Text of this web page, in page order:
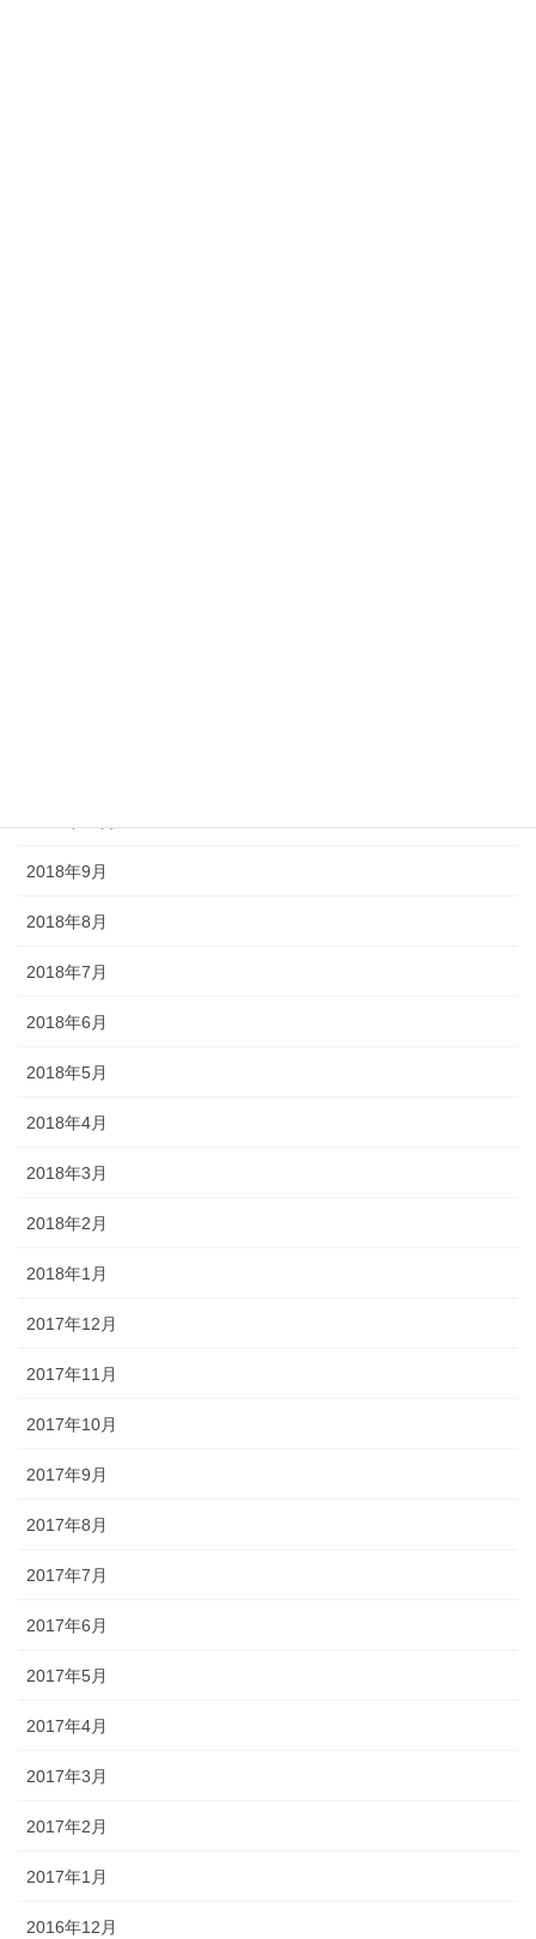
2018年9月
2018年8月
2018年7月
2018年6月
2018年5月
2018年4月
2018年3月
2018年2月
2018年1月
2017年12月
2017年11月
2017年10月
2017年9月
2017年8月
2017年7月
2017年6月
2017年5月
2017年4月
2017年3月
2017年2月
2017年1月
2016年12月